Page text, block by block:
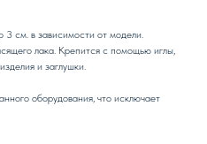
3 см. в зависимости от модели.
лака. Крепится с помощью иглы,
и заглушки.
оборудования, что исключает